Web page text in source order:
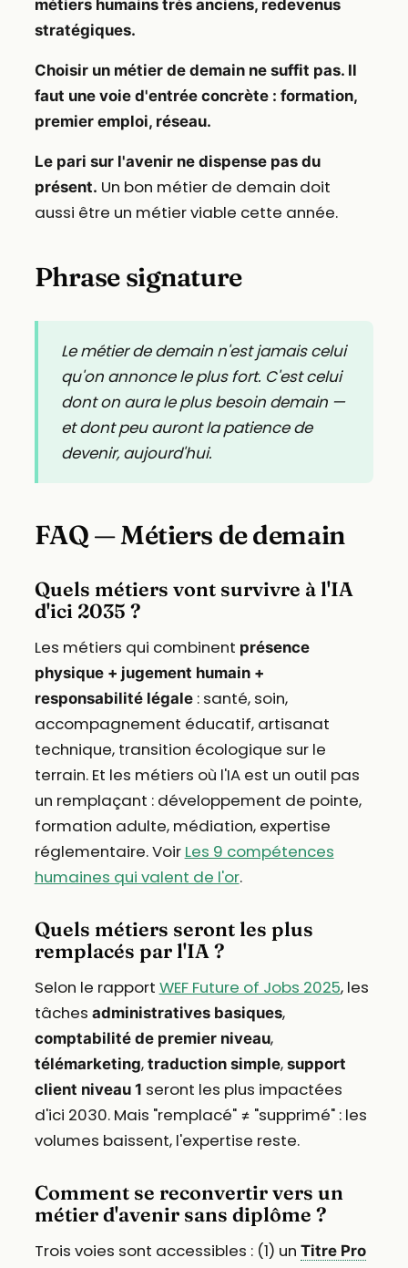
métiers humains très anciens, redevenus
stratégiques.
Choisir un métier de demain ne suffit pas. Il
faut une voie d'entrée concrète : formation,
premier emploi, réseau.
Le pari sur l'avenir ne dispense pas du
présent. Un bon métier de demain doit
aussi être un métier viable cette année.
Phrase signature
Le métier de demain n'est jamais celui
qu'on annonce le plus fort. C'est celui
dont on aura le plus besoin demain —
et dont peu auront la patience de
devenir, aujourd'hui.
FAQ — Métiers de demain
Quels métiers vont survivre à l'IA
d'ici 2035 ?
Les métiers qui combinent présence
physique + jugement humain +
responsabilité légale: santé, soin,
accompagnement éducatif, artisanat
technique, transition écologique sur le
terrain. Et les métiers où l'IA est un outil pas
un remplaçant : développement de pointe,
formation adulte, médiation, expertise
réglementaire. Voir Les 9 compétences
humaines qui valent de l'or.
Quels métiers seront les plus
remplacés par l'IA ?
Selon le rapport WEF Future of Jobs 2025, les
tâches administratives basiques,
comptabilité de premier niveau,
télémarketing, traduction simple, support
client niveau 1 seront les plus impactées
d'ici 2030. Mais "remplacé" ≠ "supprimé" : les
volumes baissent, l'expertise reste.
Comment se reconvertir vers un
métier d'avenir sans diplôme ?
Trois voies sont accessibles : (1) un Titre Pro